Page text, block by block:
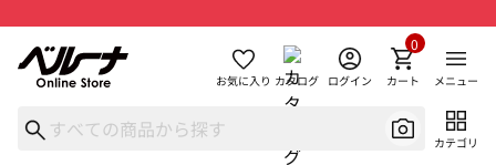
お気に入り カタログ ログイン カート
0
メニュー
カテゴリ